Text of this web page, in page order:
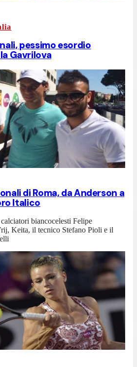
pessimo esordio
Gavrilova
di Roma, da Anderson a
Italico
biancocelesti Felipe
Keita, il tecnico Stefano Pioli e il